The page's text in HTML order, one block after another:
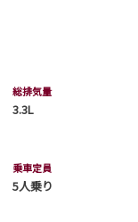
総排気量
3.3L
乗車定員
5人乗り